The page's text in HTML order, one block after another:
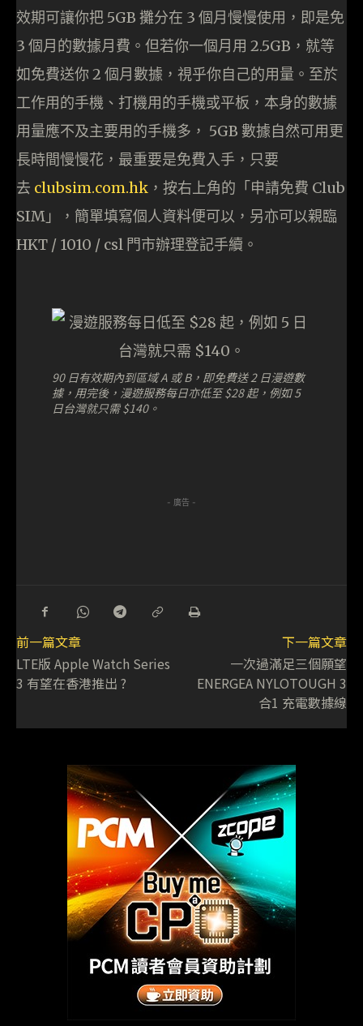
效期可讓你把 5GB 攤分在 3 個月慢慢使用，即是免
3 個月的數據月費。但若你一個月用 2.5GB，就等
如免費送你 2 個月數據，視乎你自己的用量。至於
工作用的手機、打機用的手機或平板，本身的數據
用量應不及主要用的手機多， 5GB 數據自然可用更
長時間慢慢花，最重要是免費入手，只要
去 clubsim.com.hk ，按右上角的「申請免費 Club
SIM」，簡單填寫個人資料便可以，另亦可以親臨
HKT / 1010 / csl 門市辦理登記手續。
90 日有效期內到區域 A 或 B，即免費送 2 日漫遊數
據，用完後，漫遊服務每日亦低至 $28 起，例如 5
日台灣就只需 $140。
- 廣告 -
前一篇文章
LTE版 Apple Watch Series
3 有望在香港推出 ?
下一篇文章
一次過滿足三個願望
ENERGEA NYLOTOUGH 3
合1 充電數據線